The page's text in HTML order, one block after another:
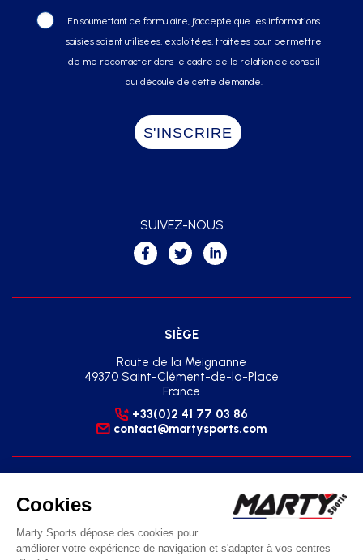
En soumettant ce formulaire, j’accepte que les informations
saisies soient utilisées, exploitées, traitées pour permettre
de me recontacter dans le cadre de la relation de conseil
qui découle de cette demande.
SIÈGE
Route de la Meignanne
49370 Saint-Clément-de-la-Place
France
+33(0)2 41 77 03 86
contact@martysports.com
AGENCE RÉGIONALE SUD-EST
2 Square du Sud - Zone Pôle 2000
07130 Saint-Péray
France
SUIVEZ-NOUS